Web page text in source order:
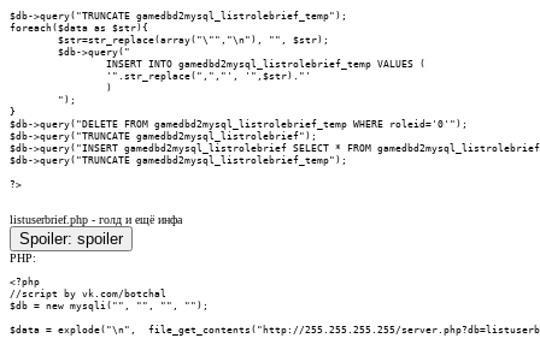
$db->query("TRUNCATE gamedbd2mysql_listrolebrief_temp");
foreach($data as $str){
        $str=str_replace(array("\"","\n"), "", $str);
        $db->query("
                INSERT INTO gamedbd2mysql_listrolebrief_temp VALUES (
                '".str_replace(",","', '",$str)."'
                )
        ");
}
$db->query("DELETE FROM gamedbd2mysql_listrolebrief_temp WHERE roleid='0'");
$db->query("TRUNCATE gamedbd2mysql_listrolebrief");
$db->query("INSERT gamedbd2mysql_listrolebrief SELECT * FROM
$db->query("TRUNCATE gamedbd2mysql_listrolebrief_temp");
?>
listuserbrief.php - голд и ещё инфа
Spoiler: spoiler
PHP:
<?php
//script by vk.com/botchal
$db = new mysqli("", "", "", "");
$data = explode("\n",  file_get_contents("http://255.255.255.255/